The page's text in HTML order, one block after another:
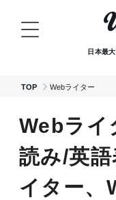
日本最
TOP Webライター
Webライ
読み/英
イター、